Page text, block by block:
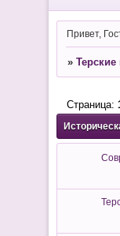
Привет,
» Терские
Страница: